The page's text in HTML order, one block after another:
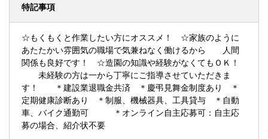
特記事項
☆もくもくと作業したい方にオススメ！ ☆家族のように
あたたかい雰囲気の職場で気兼ねなく働けるから 人間
関係も良好です！ ☆造園の知識や経験がなくてもＯＫ！
未経験の方は一から丁寧にご指導させていただきま
す！ ＊建設業退職金共済 ＊慶弔見舞金制度あり ＊
定期健康診断あり ＊制服、機械器具、工具貸与 ＊自動
車、バイク通勤可 ＊オンライン自主応募可：自主応
募の場合、紹介状不要